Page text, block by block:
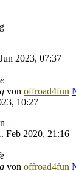
2023, 07:37
von offroad4fun
10:27
Feb 2020, 21:16
von offroad4fun